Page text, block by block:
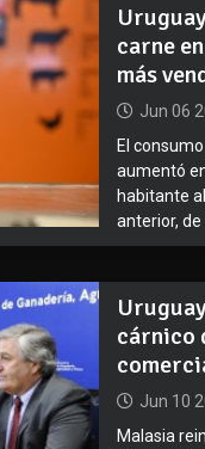
carne
más
Jun 06
El
aumentó
habitante
anterior, de
cárnico
Jun 10
Malasia